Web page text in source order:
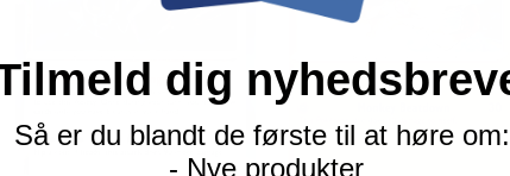
dig
Så er du blandt de første til at høre om:
- Nye produkter